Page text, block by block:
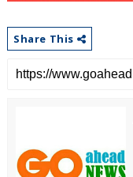
Share This